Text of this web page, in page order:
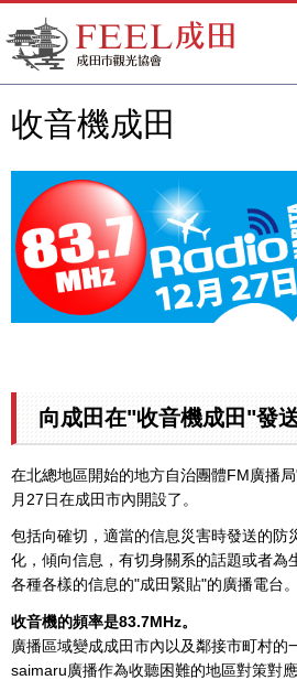
FEEL成田成田市觀光協會官方網
站
收音機成田
向成田在"收音機成田"發
在北總地區開始的地方自治團體FM廣播
月27日在成田市內開設了。
包括向確切，適當的信息災害時發送的防
化，傾向信息，有切身關系的話題或者為
各種各樣的信息的"成田緊貼"的廣播電台。
收音機的頻率是83.7MHz。
廣播區域變成成田市內以及鄰接市町村的
saimaru廣播作為收聽困難的地區對策對應